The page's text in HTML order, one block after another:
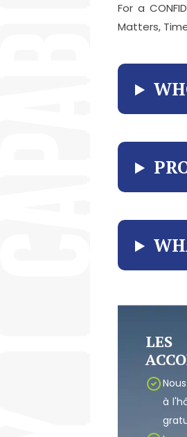
For a
Matters,
LES
à